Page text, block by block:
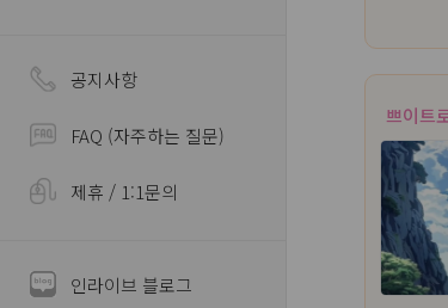
공지사항
FAQ (자주하는 질문)
제휴 / 1:1문의
인라이브 블로그
쁘이트